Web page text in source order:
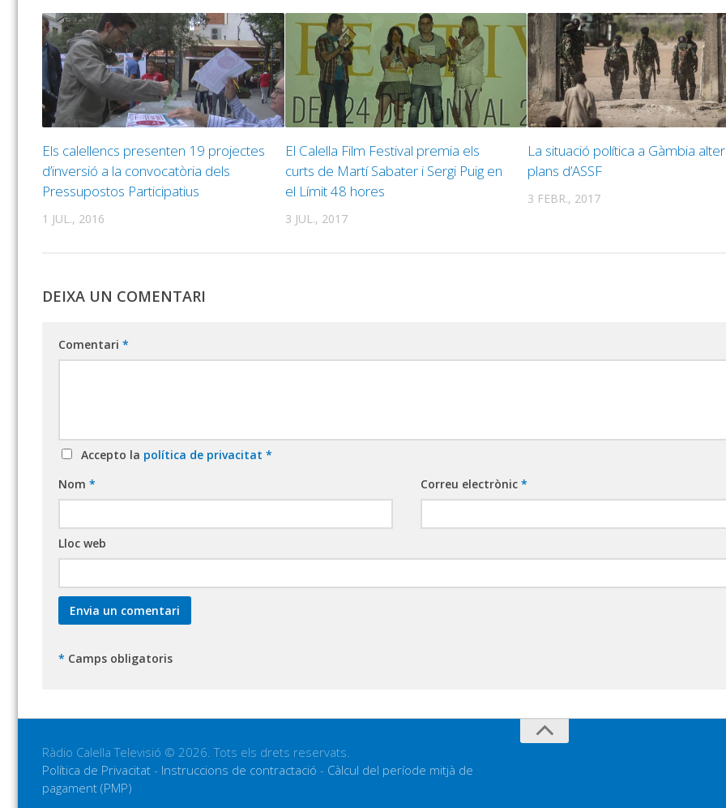
Els calellencs presenten 19 projectes
d’inversió a la convocatòria dels
Pressupostos Participatius
1 JUL., 2016
El Calella Film Festival premia els
curts de Martí Sabater i Sergi Puig en
el Límit 48 hores
3 JUL., 2017
La situació política a Gàmbia
plans d’ASSF
3 FEBR., 2017
DEIXA UN COMENTARI
Comentari *
Accepto la política de privacitat *
Nom * Correu electrònic*
Lloc web
* Camps obligatoris
Ràdio Calella Televisió © 2026. Tots els drets reservats.
Política de Privacitat - Instruccions de contractació - Càlcul del període mitjà de
pagament (PMP)